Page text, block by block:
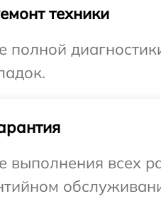
техники
полной
выполнения всех